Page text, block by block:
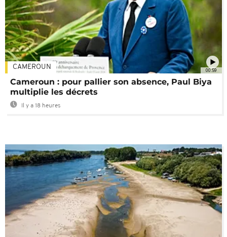
00:59
CAMEROUN
Cameroun : pour pallier son absence, Paul Biya
multiplie les décrets
Il y a 18 heures